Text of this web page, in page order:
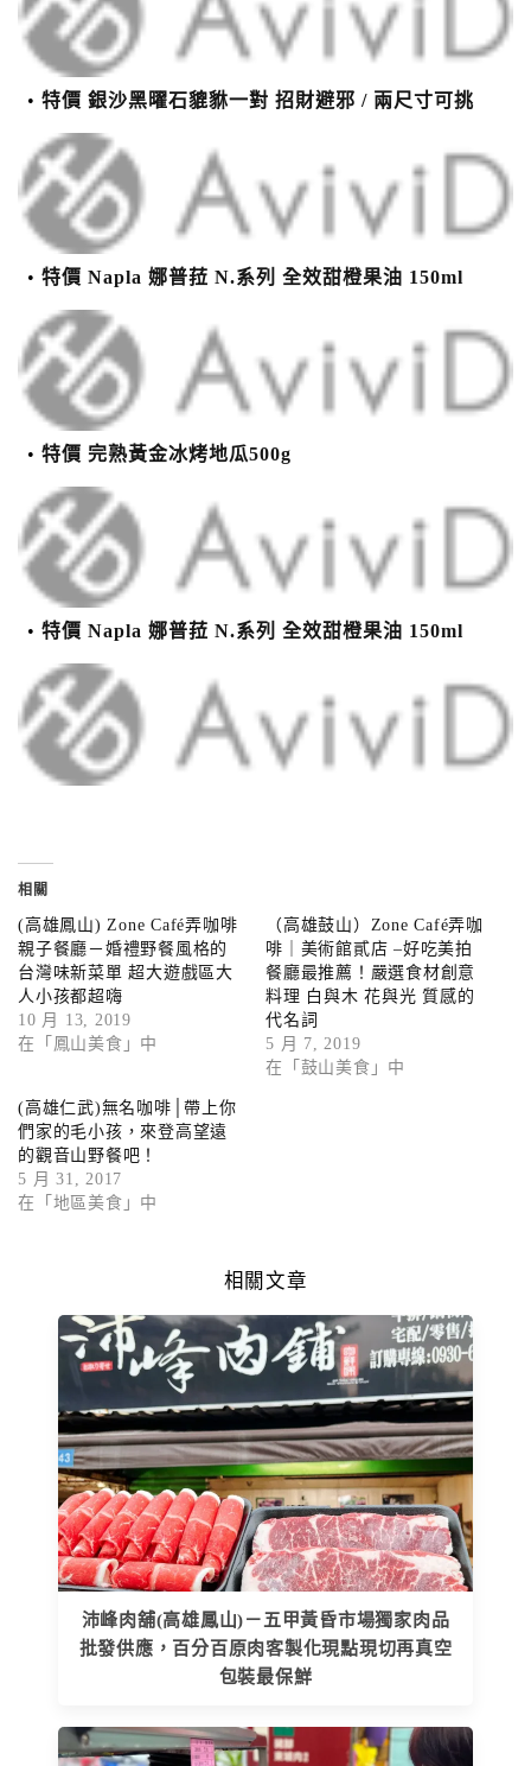
特價 銀沙黑曜石貔貅一對 招財避邪 / 兩尺寸可挑
特價 Napla 娜普菈 N.系列 全效甜橙果油 150ml
特價 完熟黃金冰烤地瓜500g
特價 Napla 娜普菈 N.系列 全效甜橙果油 150ml
相關
(高雄鳳山) Zone Café弄咖啡
親子餐廳－婚禮野餐風格的
台灣味新菜單 超大遊戲區大
人小孩都超嗨
10 月 13, 2019
在「鳳山美食」中
（高雄鼓山）Zone Café弄咖
啡｜美術館貳店 –好吃美拍
餐廳最推薦！嚴選食材創意
料理 白與木 花與光 質感的
代名詞
5 月 7, 2019
在「鼓山美食」中
(高雄仁武)無名咖啡│帶上你
們家的毛小孩，來登高望遠
的觀音山野餐吧！
5 月 31, 2017
在「地區美食」中
相關文章
沛峰肉舖(高雄鳳山)－五甲黃昏市場獨家肉品
批發供應，百分百原肉客製化現點現切再真空
包裝最保鮮